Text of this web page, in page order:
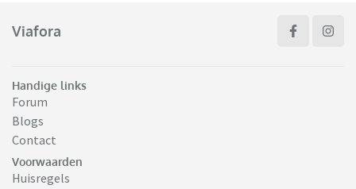
Viafora
Handige links
Forum
Blogs
Contact
Voorwaarden
Huisregels